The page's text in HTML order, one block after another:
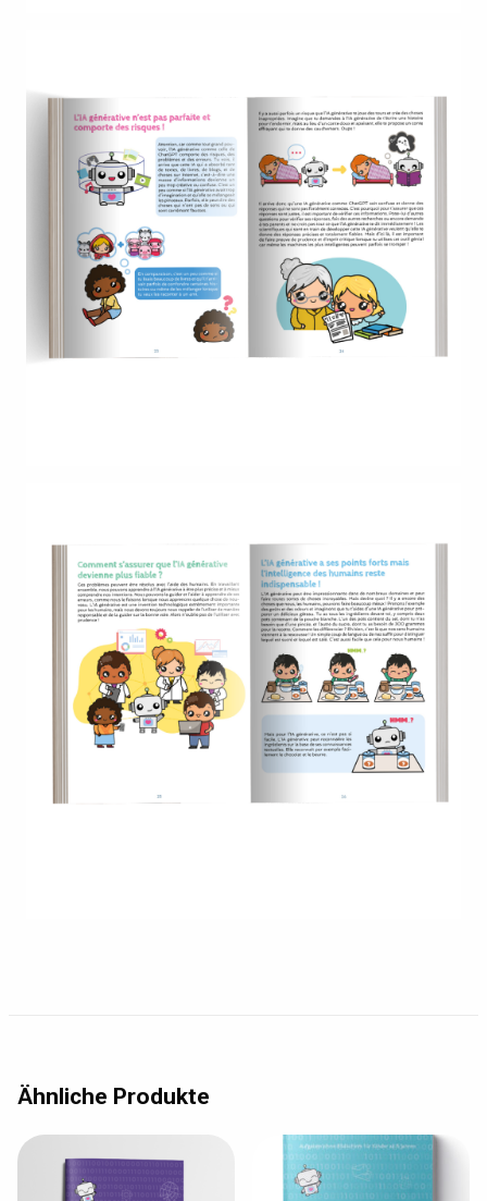
Ähnliche Produkte